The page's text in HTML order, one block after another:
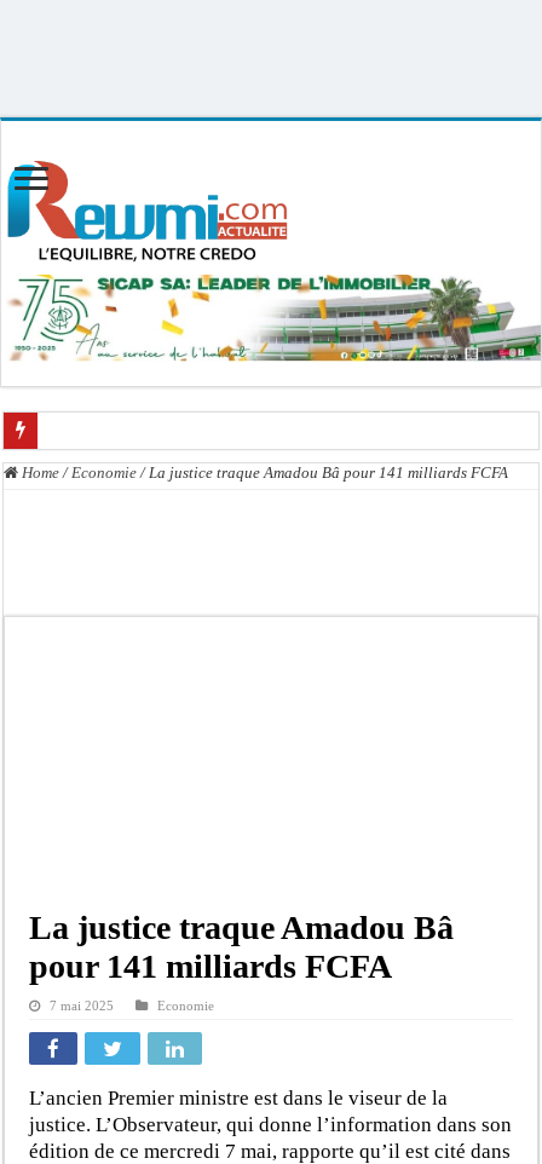
Home / Economie / La justice traque Amadou Bâ pour 141 milliards FCFA
La justice traque Amadou Bâ
pour 141 milliards FCFA
7 mai 2025 Economie
L’ancien Premier ministre est dans le viseur de la
justice. L’Observateur, qui donne l’information dans son
édition de ce mercredi 7 mai, rapporte qu’il est cité dans